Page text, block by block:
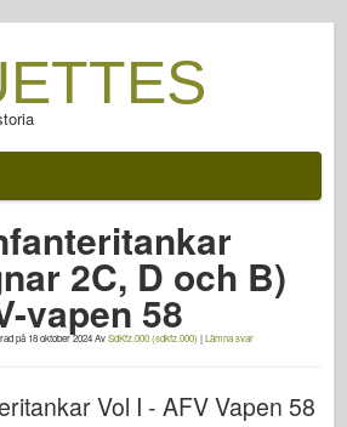
2C, D och B)
vapen 58
på 18 oktober 2024AvSdKfz.000 (sdkfz.000) |Lämna svar